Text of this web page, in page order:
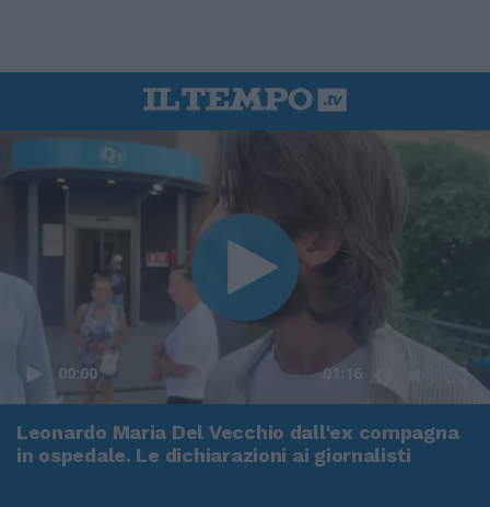
00:00 01:16
Leonardo Maria Del Vecchio dall'ex compagna
in ospedale. Le dichiarazioni ai giornalisti